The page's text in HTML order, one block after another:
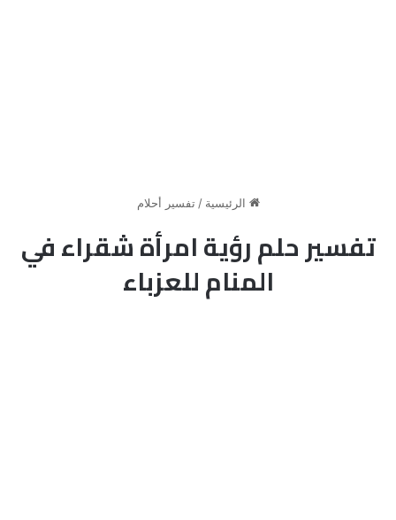
الرئيسية / تفسير أحلام
تفسير حلم رؤية امرأة شقراء في
المنام للعزباء